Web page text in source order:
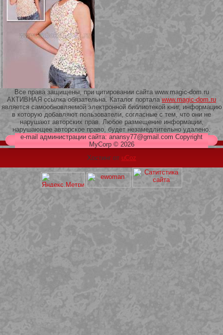
209 Белая кофта из ленточного
кружева
Все права защищены, при цитировании сайта www.magic-dom.ru
АКТИВНАЯ ссылка обязательна. Каталог портала www.magic-dom.ru
является самообновляемой электронной библиотекой книг, информацию
в которую добавляют пользователи, согласные с тем, что они не
нарушают авторских прав. Любое размещение информации,
нарушающее авторское право, будет незамедлительно удалено.
e-mail администрации сайта: anansy77@gmail.com Copyright
MyCorp © 2026
Хостинг от uCoz